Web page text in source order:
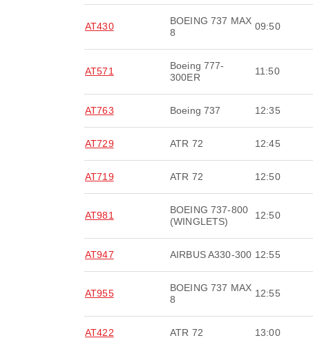
AT430
BOEING 737 MAX
8
09:50
AT571
Boeing 777-
300ER
11:50
AT763 Boeing 737 12:35
AT729 ATR 72 12:45
AT719 ATR 72 12:50
AT981
BOEING 737-800
(WINGLETS)
12:50
AT947 AIRBUS A330-300 12:55
AT955
BOEING 737 MAX
8
12:55
AT422 ATR 72 13:00